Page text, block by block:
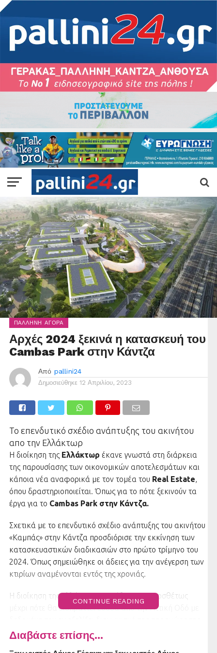
ΠΑΛΛΉΝΗ ΑΓΟΡΆ
Αρχές 2024 ξεκινά η κατασκευή του
Cambas Park στην Κάντζα
Από pallini24
Δημοσιεύθηκε 12 Απριλίου, 2023
Το επενδυτικό σχέδιο ανάπτυξης του ακινήτου
απο την Ελλάκτωρ
Η διοίκηση της Ελλάκτωρ έκανε γνωστά στη διάρκεια
της παρουσίασης των οικονομικών αποτελεσμάτων και
κάποια νέα αναφορικά με τον τομέα του Real Estate,
όπου δραστηριοποιείται. Όπως για το πότε ξεκινούν τα
έργα για το Cambas Park στην Κάντζα.
Σχετικά με το επενδυτικό σχέδιο ανάπτυξης του ακινήτου
«Καμπάς» στην Κάντζα προσδιόρισε την εκκίνηση των
κατασκευαστικών διαδικασιών στο πρώτο τρίμηνο του
2024. Όπως σημειώθηκε οι άδειες για την ανέγερση των
κτιρίων αναμένονται εντός της χρονιάς.
Η διοίκηση της Ελλάκτωρ, ρωτήθηκε επιπροσθέτως
μέχρι πότε θα εισπράττει έσοδα από την Αττική Οδό με
του συγκεκριμένου αυτοκινητοδρόμου. Όπως είπε τα
έσοδα θα συνεχίσουν να τρέχουν… μέχρι το 2027,
CONTINUE READING
Διαβάστε επίσης...